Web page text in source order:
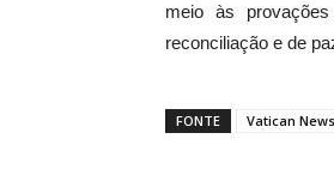
meio às
reconciliação e de
FONTE Vatican News